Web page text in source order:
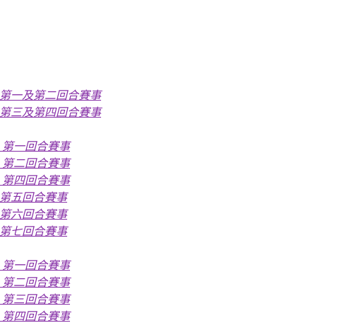
第一及第二回合賽事
第三及第四回合賽事
第一回合賽事
第二回合賽事
第四回合賽事
第五回合賽事
第六回合賽事
第七回合賽事
第一回合賽事
第二回合賽事
第三回合賽事
第四回合賽事